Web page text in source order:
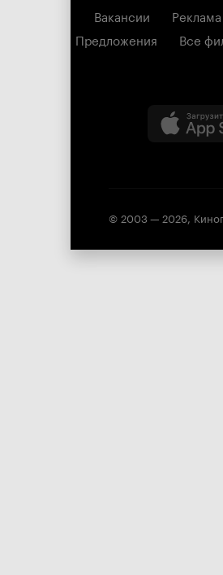
Вакансии Реклама
Предложения
Все
© 2003 — 2026,